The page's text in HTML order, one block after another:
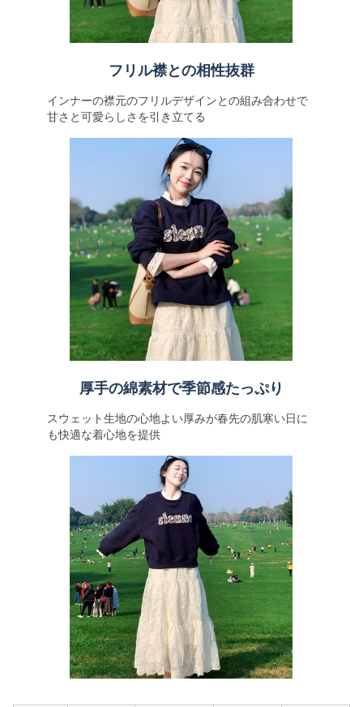
フリル襟との相性抜群
インナーの襟元のフリルデザインとの組み合わせで
甘さと可愛らしさを引き立てる
厚手の綿素材で季節感たっぷり
スウェット生地の心地よい厚みが春先の肌寒い日に
も快適な着心地を提供